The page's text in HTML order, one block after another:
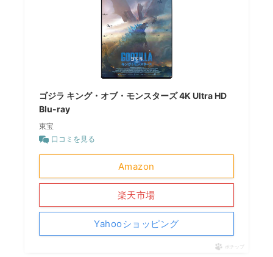
ゴジラ キング・オブ・モンスターズ 4K Ultra HD
Blu-ray
東宝
口コミを見る
Amazon
楽天市場
Yahooショッピング
ポチップ